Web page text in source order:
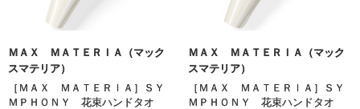
ＭＡＸ ＭＡＴＥＲＩＡ（マック
スマテリア）
［ＭＡＸ ＭＡＴＥＲＩＡ］ＳＹ
ＭＰＨＯＮＹ 花束ハンドタオ
ＭＡＸ ＭＡＴＥＲＩＡ（マック
スマテリア）
［ＭＡＸ ＭＡＴＥＲＩＡ］ＳＹ
ＭＰＨＯＮＹ 花束ハンドタオ